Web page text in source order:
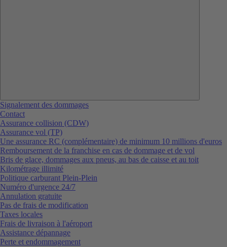
Signalement des dommages
Contact
Assurance collision (CDW)
Assurance vol (TP)
Une assurance RC (complémentaire) de minimum 10 millions d'euros
Remboursement de la franchise en cas de dommage et de vol
Bris de glace, dommages aux pneus, au bas de caisse et au toit
Kilométrage illimité
Politique carburant Plein-Plein
Numéro d'urgence 24/7
Annulation gratuite
Pas de frais de modification
Taxes locales
Frais de livraison à l'aéroport
Assistance dépannage
Perte et endommagement